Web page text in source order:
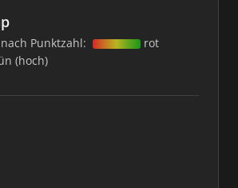
Punktzahl:
rot
(hoch)